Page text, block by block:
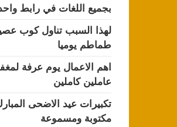
بجميع اللغات في رابط
لهذا السبب تناول كوب
طماطم يوميا
اهم الاعمال يوم عرفة
عاملين كاملين
تكبيرات عيد الاضحى
مكتوبة ومسموعة